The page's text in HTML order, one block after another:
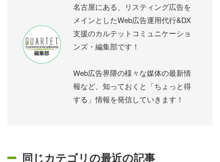
名古屋にある、リスティング広告を
メインとしたWeb広告運用代行&DX
支援のカルテットコミュニケーショ
ンズ・編集部です！
Web広告界隈の様々な媒体の最新情
報など、知っておくと「ちょっと得
する」情報を発信していきます！
同じカテゴリの最近の記事